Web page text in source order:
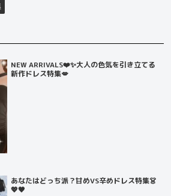
NEW ARRIVALS❤️✨大人の色気を引き立てる
新作ドレス特集💋
あなたはどっち派？甘めVS辛めドレス特集👗
💖🖤